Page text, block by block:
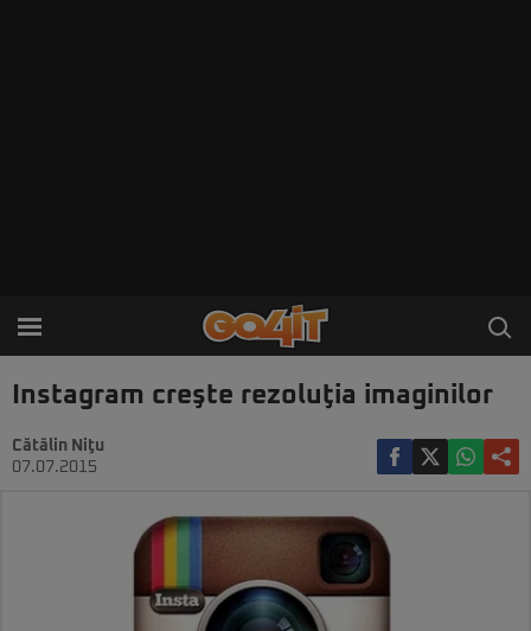
Instagram creşte rezoluţia imaginilor
Cătălin Niţu
07.07.2015